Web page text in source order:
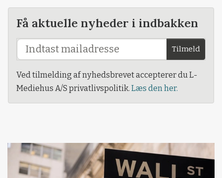
Få aktuelle nyheder i indbakken
Tilmeld
Ved tilmelding af nyhedsbrevet accepterer du L-
Mediehus A/S privatlivspolitik. Læs den her.